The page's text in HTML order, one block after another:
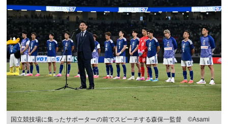
国立競技場に集ったサポーターの前でスピーチする森保一監督 ©Asami